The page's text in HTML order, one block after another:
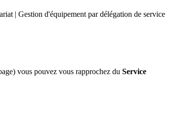
| Gestion d'équipement par délégation de service
vous pouvez vous rapprochez du Service